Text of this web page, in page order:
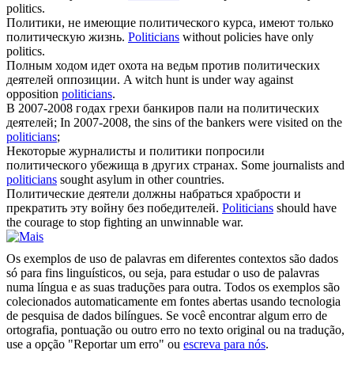
politics.
Политики, не имеющие политического курса, имеют только
политическую жизнь. Politicians without policies have only
politics.
Полным ходом идет охота на ведьм против политических
деятелей оппозиции. A witch hunt is under way against
opposition politicians.
В 2007-2008 годах грехи банкиров пали на политических
деятелей; In 2007-2008, the sins of the bankers were visited on the
politicians;
Некоторые журналисты и политики попросили
политического убежища в других странах. Some journalists and
politicians sought asylum in other countries.
Политические деятели должны набраться храбрости и
прекратить эту войну без победителей. Politicians should have
the courage to stop fighting an unwinnable war.
Os exemplos de uso de palavras em diferentes contextos são dados
só para fins linguísticos, ou seja, para estudar o uso de palavras
numa língua e as suas traduções para outra. Todos os exemplos são
colecionados automaticamente em fontes abertas usando tecnologia
de pesquisa de dados bilíngues. Se você encontrar algum erro de
ortografia, pontuação ou outro erro no texto original ou na tradução,
use a opção "Reportar um erro" ou escreva para nós.